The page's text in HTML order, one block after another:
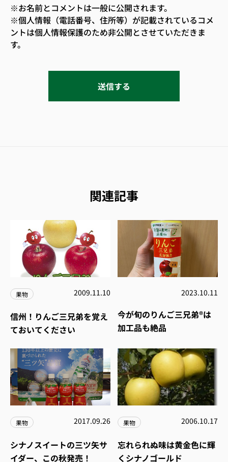
※お名前とコメントは一般に公開されます。
※個人情報（電話番号、住所等）が記載されているコメ
ントは個人情報保護のため非公開とさせていただきま
す。
関連記事
果物 2009.11.10
信州！りんご三兄弟を覚え
ておいてください
2023.10.11
今が旬のりんご三兄弟®は
加工品も絶品
果物 2017.09.26
シナノスイートの三ツ矢サ
イダー、この秋発売！
果物 2006.10.17
忘れられぬ味は黄金色に輝
くシナノゴールド